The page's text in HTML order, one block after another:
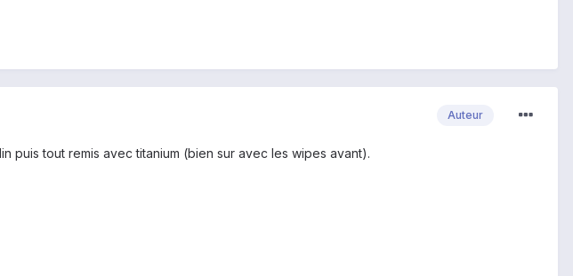
Auteur
tout remis avec titanium (bien sur avec les wipes avant).